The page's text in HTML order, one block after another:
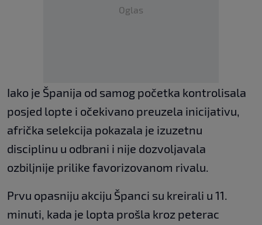
Oglas
Iako je Španija od samog početka kontrolisala
posjed lopte i očekivano preuzela inicijativu,
afrička selekcija pokazala je izuzetnu
disciplinu u odbrani i nije dozvoljavala
ozbiljnije prilike favorizovanom rivalu.
Prvu opasniju akciju Španci su kreirali u 11.
minuti, kada je lopta prošla kroz peterac